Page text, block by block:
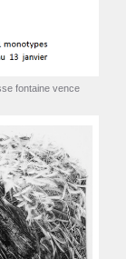
fontaine vence